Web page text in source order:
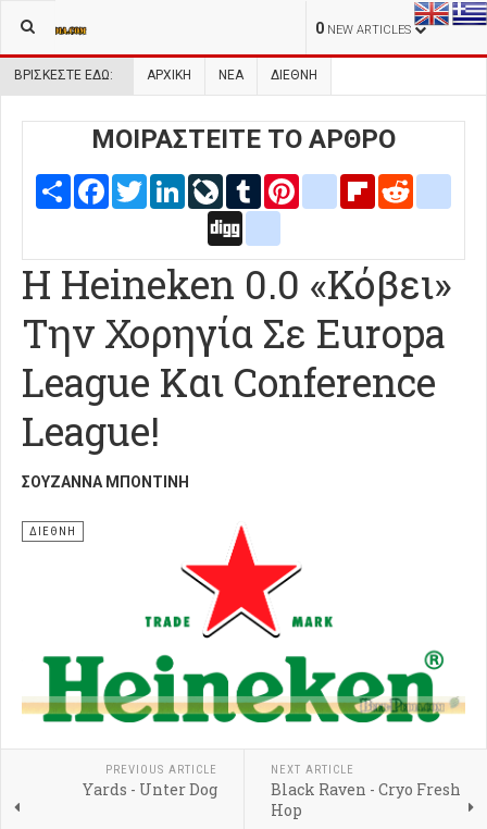
0 NEW ARTICLES
ΒΡΊΣΚΕΣΤΕ ΕΔΏ: ΑΡΧΙΚΉ ΝΕΑ ΔΙΕΘΝΗ
ΜΟΙΡΑΣΤΕΙΤΕ ΤΟ ΑΡΘΡΟ
Share FacebookTwitterLinkedInLiveJournal
Tumblr Pinterestblogger_post
Flipboard
Η Heineken 0.0 «Κόβει»
Την Χορηγία Σε Europa
League Και Conference
League!
ΣΟΥΖΆΝΝΑ ΜΠΟΝΤΊΝΗ
ΔΙΕΘΝΗ
PREVIOUS ARTICLE
Yards - Unter Dog
NEXT ARTICLE
Black Raven - Cryo Fresh
Hop